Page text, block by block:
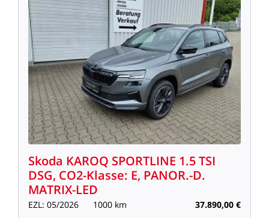
Skoda KAROQ SPORTLINE 1.5TSI
DSG, CO2-Klasse: E, PANOR.-D.
MATRIX-LED
EZL: 05/2026 1000 km 37.890,00 €